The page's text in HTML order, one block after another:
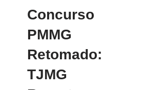
Concurso
PMMG
Retomado:
TJMG